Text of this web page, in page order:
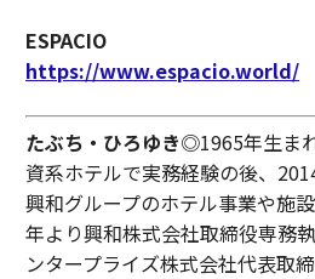
ESPACIO
https://www.espacio.world/
たぶち・ひろゆき◎1965年生ま
資系ホテルで実務経験の後、
興和グループのホテル事業や施
年より興和株式会社取締役専務
ンタープライズ株式会社代表取締